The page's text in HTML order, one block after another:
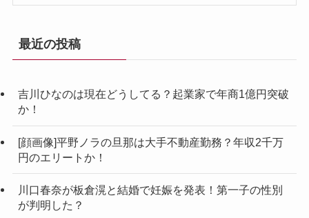
最近の投稿
吉川ひなのは現在どうしてる？起業家で年商1億円突破
か！
[顔画像]平野ノラの旦那は大手不動産勤務？年収2千万
円のエリートか！
川口春奈が板倉滉と結婚で妊娠を発表！第一子の性別
が判明した？